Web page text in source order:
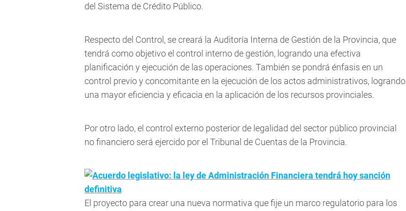
del Sistema de Crédito Público.
Respecto del Control, se creará la Auditoría Interna de Gestión de la Provincia, que
tendrá como objetivo el control interno de gestión, logrando una efectiva
planificación y ejecución de las operaciones. También se pondrá énfasis en un
control previo y concomitante en la ejecución de los actos administrativos, logrando
una mayor eficiencia y eficacia en la aplicación de los recursos provinciales.
Por otro lado, el control externo posterior de legalidad del sector público provincial
no financiero será ejercido por el Tribunal de Cuentas de la Provincia.
Acuerdo legislativo: la ley de Administración Financiera tendrá hoy sanción
definitiva
El proyecto para crear una nueva normativa que fije un marco regulatorio para los